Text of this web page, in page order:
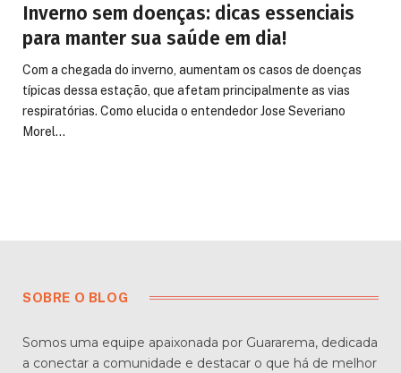
Inverno sem doenças: dicas essenciais
para manter sua saúde em dia!
Com a chegada do inverno, aumentam os casos de doenças
típicas dessa estação, que afetam principalmente as vias
respiratórias. Como elucida o entendedor Jose Severiano
Morel…
SOBRE O BLOG
Somos uma equipe apaixonada por Guararema, dedicada
a conectar a comunidade e destacar o que há de melhor